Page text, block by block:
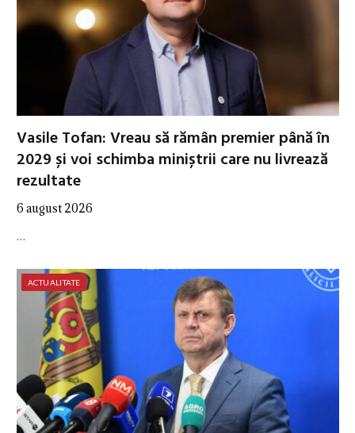
Vasile Tofan: Vreau să rămân premier până în
2029 și voi schimba miniștrii care nu livrează
rezultate
6 august 2026
…
ACTUALITATE